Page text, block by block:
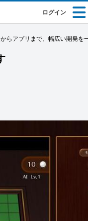
ログイン
らアプリまで、幅広い開発を